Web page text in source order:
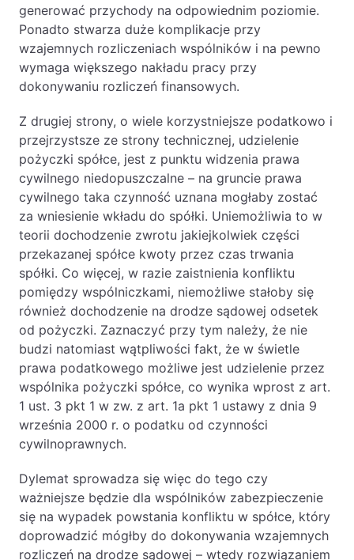
generować przychody na odpowiednim poziomie.
Ponadto stwarza duże komplikacje przy
wzajemnych rozliczeniach wspólników i na pewno
wymaga większego nakładu pracy przy
dokonywaniu rozliczeń finansowych.
Z drugiej strony, o wiele korzystniejsze podatkowo i
przejrzystsze ze strony technicznej, udzielenie
pożyczki spółce, jest z punktu widzenia prawa
cywilnego niedopuszczalne – na gruncie prawa
cywilnego taka czynność uznana mogłaby zostać
za wniesienie wkładu do spółki. Uniemożliwia to w
teorii dochodzenie zwrotu jakiejkolwiek części
przekazanej spółce kwoty przez czas trwania
spółki. Co więcej, w razie zaistnienia konfliktu
pomiędzy wspólniczkami, niemożliwe stałoby się
również dochodzenie na drodze sądowej odsetek
od pożyczki. Zaznaczyć przy tym należy, że nie
budzi natomiast wątpliwości fakt, że w świetle
prawa podatkowego możliwe jest udzielenie przez
wspólnika pożyczki spółce, co wynika wprost z art.
1 ust. 3 pkt 1 w zw. z art. 1a pkt 1 ustawy z dnia 9
września 2000 r. o podatku od czynności
cywilnoprawnych.
Dylemat sprowadza się więc do tego czy
ważniejsze będzie dla wspólników zabezpieczenie
się na wypadek powstania konfliktu w spółce, który
doprowadzić mógłby do dokonywania wzajemnych
rozliczeń na drodze sądowej – wtedy rozwiązaniem